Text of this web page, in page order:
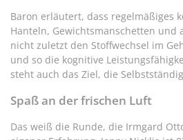
Baron erläutert, dass regelmäßiges
Hanteln, Gewichtsmanschetten und
nicht zuletzt den Stoffwechsel im
und so die kognitive
steht auch das Ziel, die
Spaß an der frischen Luft
Das weiß die Runde, die Irmgard